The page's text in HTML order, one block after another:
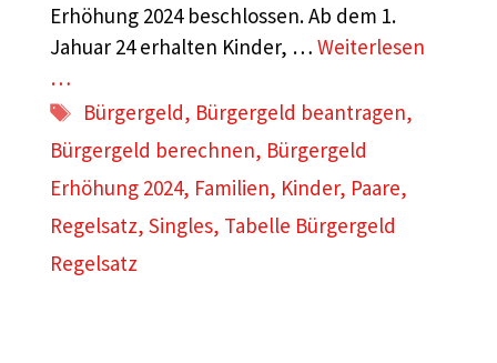
Erhöhung 2024 beschlossen. Ab dem 1.
Jahuar 24 erhalten Kinder, … Weiterlesen
…
Schlagwörter
Bürgergeld, Bürgergeld beantragen,
Bürgergeld berechnen, Bürgergeld
Erhöhung 2024, Familien, Kinder, Paare,
Regelsatz, Singles, Tabelle Bürgergeld
Regelsatz